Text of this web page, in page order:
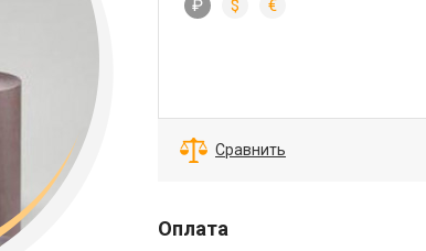
₽ $ €
Сравнить
Оплата